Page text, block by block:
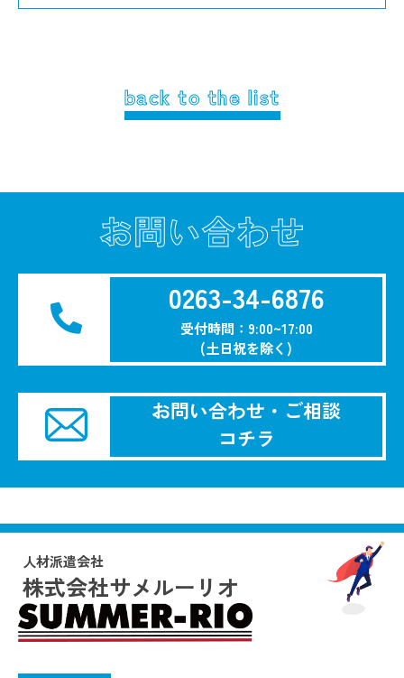
back to the list
お問い合わせ
0263-34-6876
受付時間：9:00~17:00
(土日祝を除く)
お問い合わせ・ご相談
コチラ
人材派遣会社
株式会社サメルーリオ